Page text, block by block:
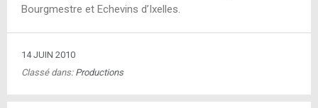
Bourgmestre et Echevins d’Ixelles.
14 JUIN 2010
Classé dans: Productions